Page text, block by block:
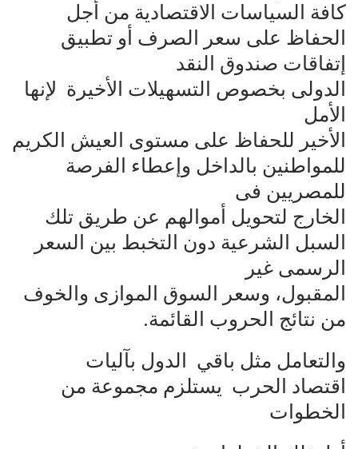
كافة السياسات الاقتصادية من أجل
الحفاظ على سعر الصرف أو تطبيق
إتفاقات صندوق النقد
الدولى بخصوص التسهيلات الأخيرة لإنها
الأمل
الأخير للحفاظ على مستوى العيش الكريم
للمواطنين بالداخل وإعطاء الفرصة
للمصريين فى
الخارج لتحويل أموالهم عن طريق تلك
السبل الشرعية دون التخبط بين السعر
الرسمى غير
المقبول، وسعر السوق الموازى والخوف
من نتائج الحروب القائمة.
والتعامل مثل باقي الدول بآليات
اقتصاد الحرب يستلزم مجموعة من
الخطوات